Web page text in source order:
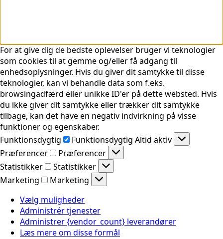
For at give dig de bedste oplevelser bruger vi teknologier
som cookies til at gemme og/eller få adgang til
enhedsoplysninger. Hvis du giver dit samtykke til disse
teknologier, kan vi behandle data som f.eks.
browsingadfærd eller unikke ID'er på dette websted. Hvis
du ikke giver dit samtykke eller trækker dit samtykke
tilbage, kan det have en negativ indvirkning på visse
funktioner og egenskaber.
Funktionsdygtig
Funktionsdygtig Altid aktiv
Præferencer
Præferencer
Statistikker
Statistikker
Marketing
Marketing
Vælg muligheder
Administrér tjenester
Administrer {vendor_count} leverandører
Læs mere om disse formål